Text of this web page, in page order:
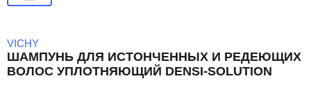
VICHY
ШАМПУНЬ ДЛЯ ИСТОНЧЕННЫХ И РЕДЕЮЩИХ
ВОЛОС УПЛОТНЯЮЩИЙ DENSI-SOLUTION